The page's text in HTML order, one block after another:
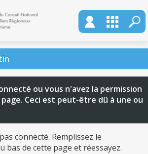
ou vous n'avez la permission
Ceci est peut-être dû à une ou
connecté. Remplissez le
bas de cette page et réessayez.